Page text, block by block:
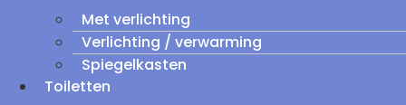
Met verlichting
Verlichting / verwarming
Spiegelkasten
Toiletten